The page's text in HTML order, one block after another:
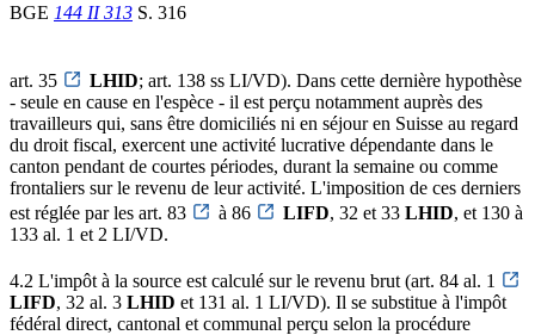
BGE 144 II 313 S. 316
art. 35 LHID; art. 138 ss LI/VD). Dans cette dernière hypothèse
- seule en cause en l'espèce - il est perçu notamment auprès des
travailleurs qui, sans être domiciliés ni en séjour en Suisse au regard
du droit fiscal, exercent une activité lucrative dépendante dans le
canton pendant de courtes périodes, durant la semaine ou comme
frontaliers sur le revenu de leur activité. L'imposition de ces derniers
est réglée par les art. 83
à 86 LIFD, 32 et 33 LHID, et 130 à
133 al. 1 et 2 LI/VD.
4.2 L'impôt à la source est calculé sur le revenu brut (art. 84 al. 1
LIFD, 32 al. 3 LHID et 131 al. 1 LI/VD). Il se substitue à l'impôt
fédéral direct, cantonal et communal perçu selon la procédure